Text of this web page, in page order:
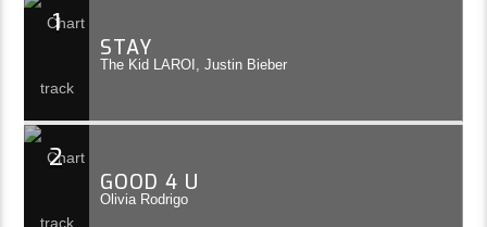
1
STAY
The Kid LAROI, Justin Bieber
2
GOOD 4 U
Olivia Rodrigo